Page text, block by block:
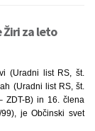
Žiri za leto
(Uradni list RS, št.
(Uradni list RS, št.
ZDT-B) in 16. člena
je Občinski svet